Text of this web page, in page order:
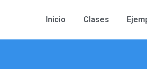
Inicio Clases